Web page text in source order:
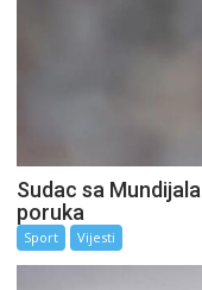
Sudac sa
poruka
Sport Vijesti